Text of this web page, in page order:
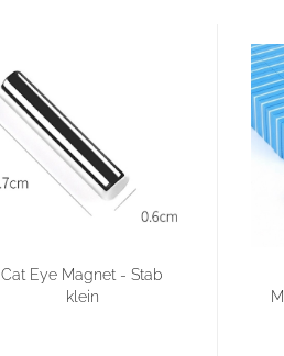
Cat Eye Magnet - Stab
klein